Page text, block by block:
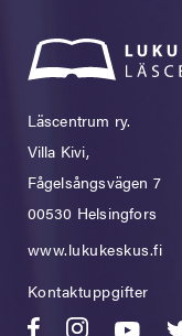
Läscentrum ry.
Villa Kivi,
Fågelsångsvägen 7
00530 Helsingfors
www.lukukeskus.fi
Kontaktuppgifter